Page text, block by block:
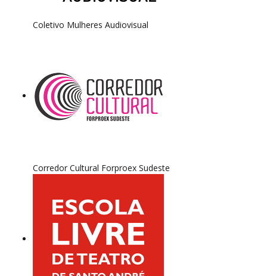
Coletivo Mulheres Audiovisual
Corredor Cultural Forproex Sudeste